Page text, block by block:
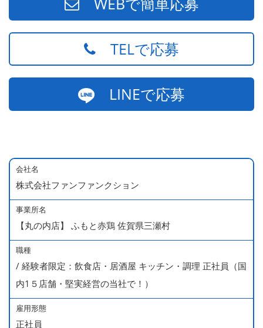
TELで応募
LINEで応募
会社名
株式会社ファンファンクション
事業所名
【丸の内店】 ふもと赤鶏 佐賀県三瀬村
職種
/ 経験者限定：飲食店・居酒屋 キッチン・調理 正社員（国
内1５店舗・堅実経営の当社で！）
雇用形態
正社員